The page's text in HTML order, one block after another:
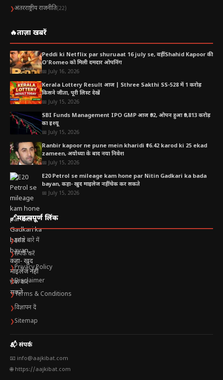
❯अंतरराष्ट्रीय राजनीति(22)
🔥ताज़ा खबरें
Peddi ki Netflix par shuruaat 16 july se, वहीं Shahid Kapoor की
O’Romeo को मिली दमदार ओपनिंग
📅 July 16, 2026
Kerala Lottery Result आज | Sthree Sakthi SS-528 में 1 करोड़
किसने जीता, पूरी लिस्ट देखें
📅 July 15, 2026
SBI Funds Management IPO GMP आज ₹92, ओपन हुआ ₹9,813 करोड़
का इश्यू
📅 July 15, 2026
Ranbir kapoor ne pune mein kharidi ₹16.42 karod ki 25 ekad
zameen, अयोध्या के बाद नया निवेश
📅 July 15, 2026
E20 Petrol se mileage kam hone par Nitin Gadkari ka bada
bayan, कहा- खुद माइलेज नहीं चेक कर सकते
📅 July 15, 2026
🔗महत्वपूर्ण लिंक
❯हमारे बारे में
❯संपर्क करें
❯Privacy Policy
❯Disclaimer
❯Terms & Conditions
❯विज्ञापन दें
❯Sitemap
📬 संपर्क
📧 info@aajkibat.com
🌐 https://aajkibat.com